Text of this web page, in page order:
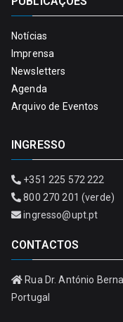
Notícias
Imprensa
Newsletters
Agenda
Arquivo de Eventos
INGRESSO
+351 225 572 222
800 270 201 (verde)
ingresso@upt.pt
CONTACTOS
Rua Dr. António
Portugal